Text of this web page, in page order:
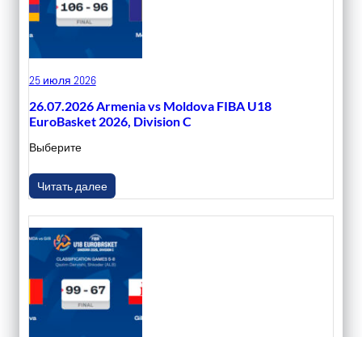
25 июля 2026
26.07.2026 Armenia vs Moldova FIBA U18
EuroBasket 2026, Division C
Выберите
Читать далее